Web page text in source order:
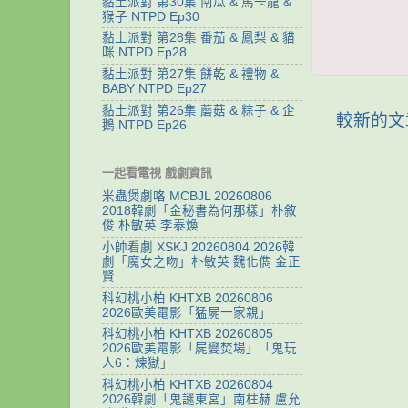
較新的
猴子 NTPD Ep30
黏土派對 第28集 番茄 & 鳳梨 & 貓
咪 NTPD Ep28
黏土派對 第27集 餅乾 & 禮物 &
BABY NTPD Ep27
黏土派對 第26集 蘑菇 & 粽子 & 企
鵝 NTPD Ep26
一起看電視 戲劇資訊
米蟲煲劇咯 MCBJL 20260806
2018韓劇「金秘書為何那樣」朴敘
俊 朴敏英 李泰煥
小帥看劇 XSKJ 20260804 2026韓
劇「魔女之吻」朴敏英 魏化儁 金正
賢
科幻桃小柏 KHTXB 20260806
2026歐美電影「猛屍一家親」
科幻桃小柏 KHTXB 20260805
2026歐美電影「屍變焚場」「鬼玩
人6：煉獄」
科幻桃小柏 KHTXB 20260804
2026韓劇「鬼謎東宮」南柱赫 盧允